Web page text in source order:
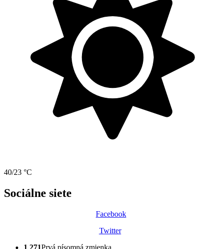
40/23 °C
Sociálne siete
Facebook
Twitter